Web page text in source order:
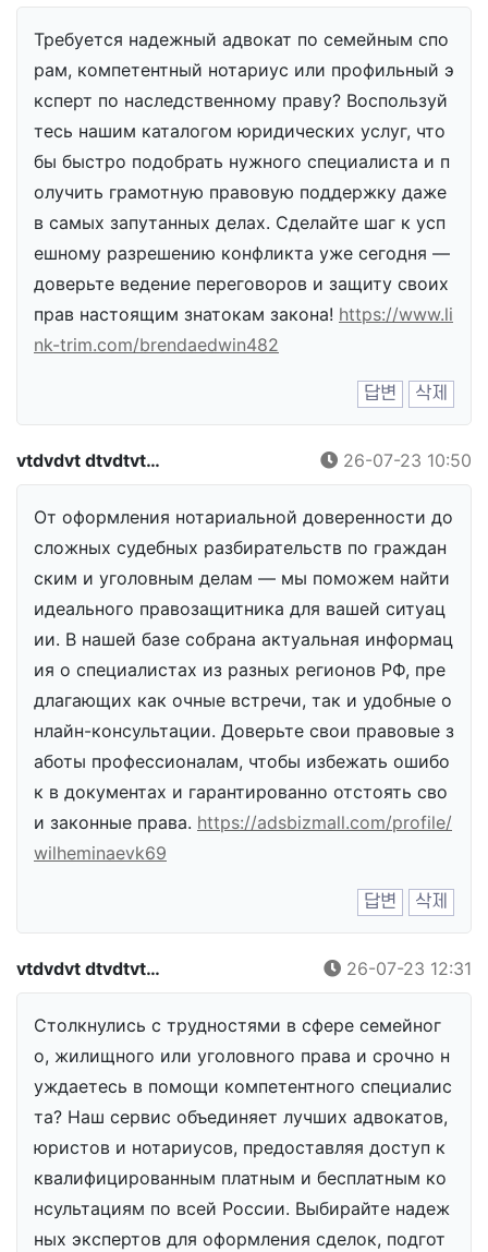
Требуется надежный адвокат по семейным спо
рам, компетентный нотариус или профильный э
ксперт по наследственному праву? Воспользуй
тесь нашим каталогом юридических услуг, что
бы быстро подобрать нужного специалиста и п
олучить грамотную правовую поддержку даже
в самых запутанных делах. Сделайте шаг к усп
ешному разрешению конфликта уже сегодня —
доверьте ведение переговоров и защиту своих
прав настоящим знатокам закона! https://www.li
nk-trim.com/brendaedwin482
답변 삭제
vtdvdvt dtvdtvt… 26-07-23 10:50
От оформления нотариальной доверенности до
сложных судебных разбирательств по граждан
ским и уголовным делам — мы поможем найти
идеального правозащитника для вашей ситуац
ии. В нашей базе собрана актуальная информац
ия о специалистах из разных регионов РФ, пре
длагающих как очные встречи, так и удобные о
нлайн-консультации. Доверьте свои правовые з
аботы профессионалам, чтобы избежать ошибо
к в документах и гарантированно отстоять сво
и законные права. https://adsbizmall.com/profile/
wilheminaevk69
답변 삭제
vtdvdvt dtvdtvt… 26-07-23 12:31
Столкнулись с трудностями в сфере семейног
о, жилищного или уголовного права и срочно н
уждаетесь в помощи компетентного специалис
та? Наш сервис объединяет лучших адвокатов,
юристов и нотариусов, предоставляя доступ к
квалифицированным платным и бесплатным ко
нсультациям по всей России. Выбирайте надеж
ных экспертов для оформления сделок, подгот